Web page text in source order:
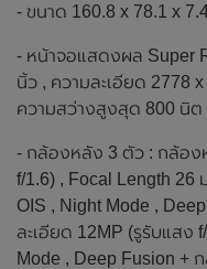
- ขนาด 160.8 x 78.1 x
- หน้าจอแสดงผล Super
นิ้ว , ความละเอียด 2778
ความสว่างสูงสุด 800 นิต
- กล้องหลัง 3 ตัว : กล้อง
f/1.6) , Focal Length 26
OIS , Night Mode ,
ละเอียด 12MP (รูรับแสง
Mode , Deep Fusion +